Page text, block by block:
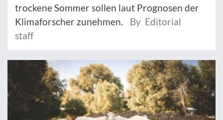
trockene Sommer sollen laut Prognosen der
Klimaforscher zunehmen.
By Editorial
staff